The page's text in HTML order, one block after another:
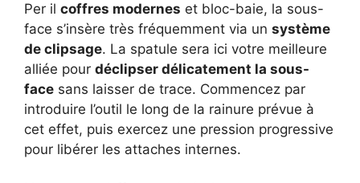
Per il coffres modernes et bloc-baie, la sous-
face s’insère très fréquemment via un système
de clipsage. La spatule sera ici votre meilleure
alliée pour déclipser délicatement la sous-
face sans laisser de trace. Commencez par
introduire l’outil le long de la rainure prévue à
cet effet, puis exercez une pression progressive
pour libérer les attaches internes.